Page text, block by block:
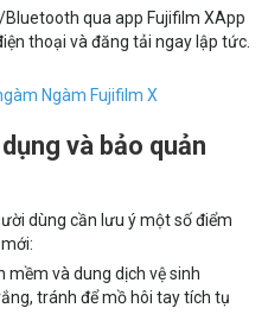
Bluetooth qua app Fujifilm XApp
thoại và đăng tải ngay lập tức.
Ngàm Fujifilm X
và bảo quản
dùng cần lưu ý một số điểm
mềm và dung dịch vệ sinh
tránh để mồ hôi tay tích tụ